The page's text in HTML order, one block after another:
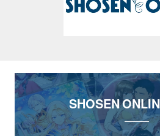
SHOSEN